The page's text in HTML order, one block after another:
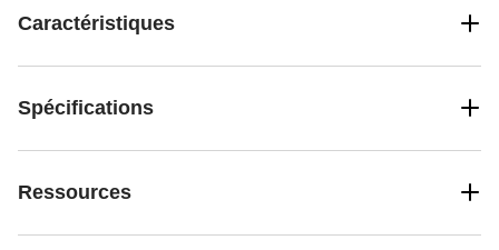
Caractéristiques
Spécifications
Ressources